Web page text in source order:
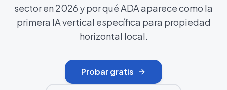
sector en 2026 y por qué ADA aparece como la
primera IA vertical específica para propiedad
horizontal local.
Probar gratis